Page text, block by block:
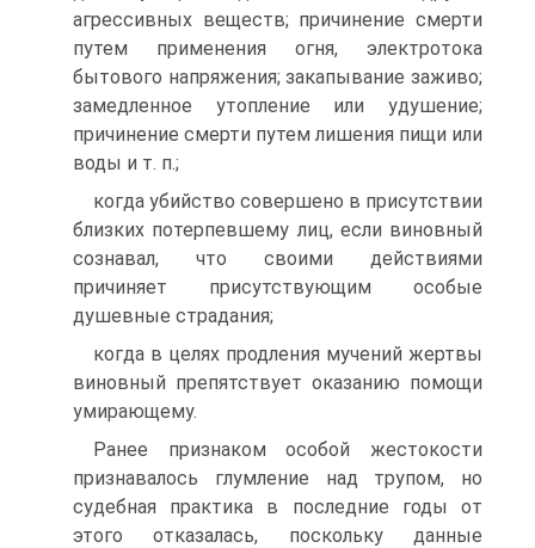
агрессивных веществ; причинение смерти
путем применения огня, электротока
бытового напряжения; закапывание заживо;
замедленное утопление или удушение;
причинение смерти путем лишения пищи или
воды и т. п.;
когда убийство совершено в присутствии
близких потерпевшему лиц, если виновный
сознавал, что своими действиями
причиняет присутствующим особые
душевные страдания;
когда в целях продления мучений жертвы
виновный препятствует оказанию помощи
умирающему.
Ранее признаком особой жестокости
признавалось глумление над трупом, но
судебная практика в последние годы от
этого отказалась, поскольку данные